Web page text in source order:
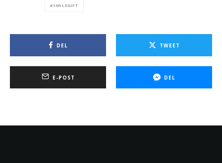
SMILEGIFT
DEL TWEET
E-POST DEL